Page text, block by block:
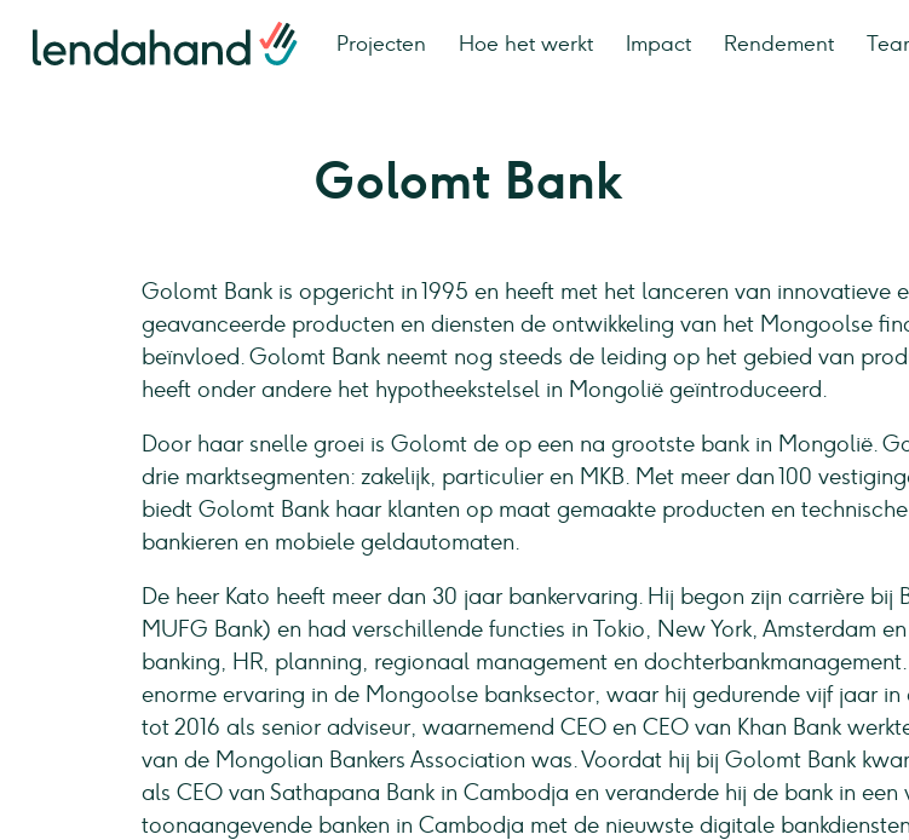
Projecten Hoe het werkt Impact Rendement
Golomt Bank
Golomt Bank is opgericht in 1995 en heeft met het lanceren van innovatieve
geavanceerde producten en diensten de ontwikkeling van het Mongoolse
beïnvloed. Golomt Bank neemt nog steeds de leiding op het gebied van
heeft onder andere het hypotheekstelsel in Mongolië geïntroduceerd.
Door haar snelle groei is Golomt de op een na grootste bank in Mongolië.
drie marktsegmenten: zakelijk, particulier en MKB. Met meer dan 100
biedt Golomt Bank haar klanten op maat gemaakte producten en
bankieren en mobiele geldautomaten.
De heer Kato heeft meer dan 30 jaar bankervaring. Hij begon zijn carrière bij
MUFG Bank) en had verschillende functies in Tokio, New York, Amsterdam
banking, HR, planning, regionaal management en
enorme ervaring in de Mongoolse banksector, waar hij gedurende vijf jaar
tot 2016 als senior adviseur, waarnemend CEO en CEO van Khan Bank
van de Mongolian Bankers Association was. Voordat hij bij Golomt Bank
als CEO van Sathapana Bank in Cambodja en veranderde hij de bank in een
toonaangevende banken in Cambodja met de nieuwste digitale